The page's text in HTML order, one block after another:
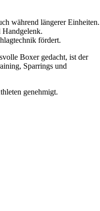
während längerer Einheiten.
Handgelenk.
fördert.
Boxer gedacht, ist der
Sparrings und
genehmigt.